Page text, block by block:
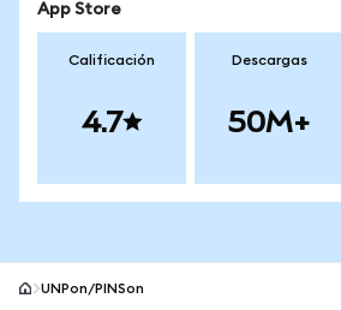
App Store
Calificación
4.7
Descargas
50M+
UNPon/PINSon